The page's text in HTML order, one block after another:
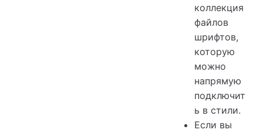
коллекция
файлов
шрифтов,
которую
можно
напрямую
подключит
ь в стили.
Если вы